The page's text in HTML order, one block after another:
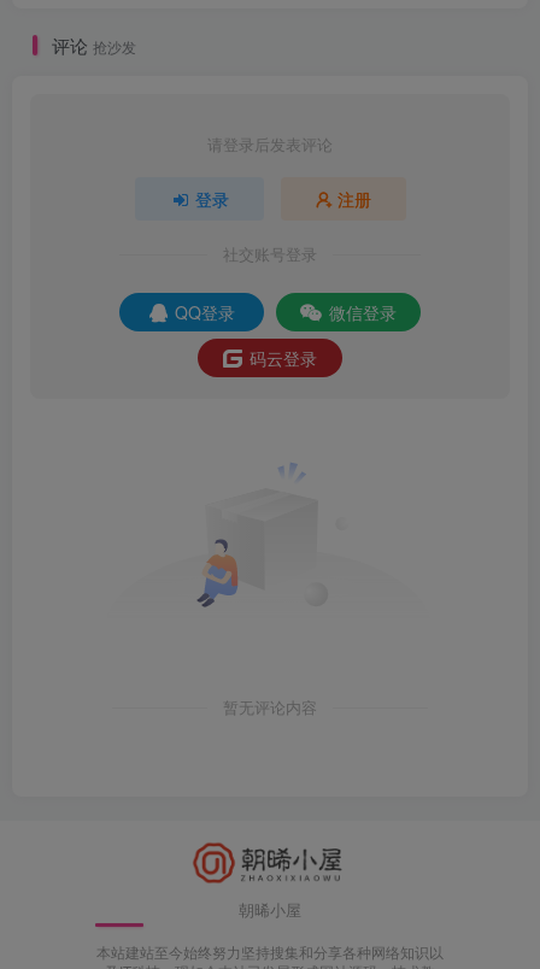
评论 抢沙发
请登录后发表评论
登录 注册
社交账号登录
QQ登录
微信登录
码云登录
暂无评论内容
朝晞小屋
本站建站至今始终努力坚持搜集和分享各种网络知识以